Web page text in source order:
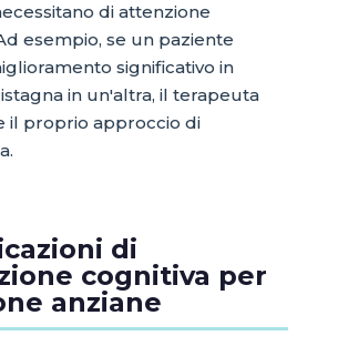
di attenzione
esempio, se un paziente
significativo in
in un'altra, il terapeuta
il proprio approccio di
di
cognitiva per
anziane